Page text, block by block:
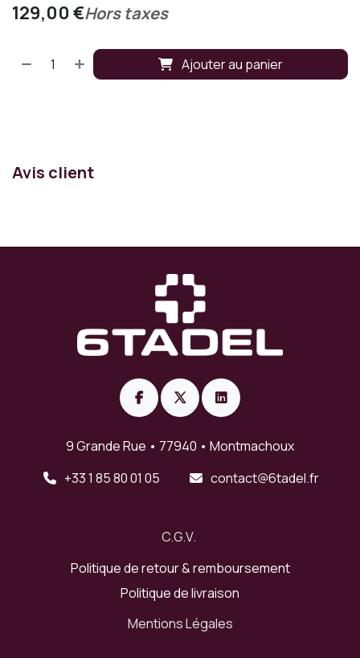
129,00 €Hors taxes
Ajouter au panier
Avis client
9 Grande Rue • 77940 • Montmachoux
+33 1 85 80 01 05
contact@6tadel.fr
C.G.V​​.
Politique de retour & remboursement
Politique de livraison
Mentions Légales